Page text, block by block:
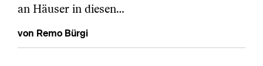
an Häuser in diesen…
von Remo Bürgi